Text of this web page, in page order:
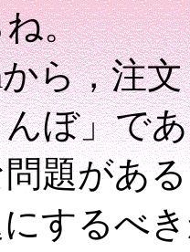
。
ら，注
ぼ」で
題があ
するべ